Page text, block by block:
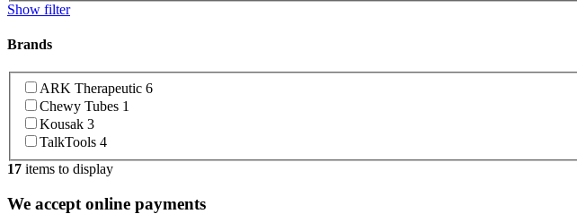
Show filter
Brands
ARK Therapeutic 6
Chewy Tubes 1
Kousak 3
TalkTools 4
17 items to display
We accept online payments